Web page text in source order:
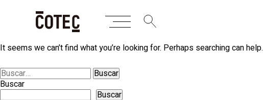
Nothing Found
It seems we can’t find what you’re looking for. Perhaps searching can help.
Buscar:
Buscar
Buscar